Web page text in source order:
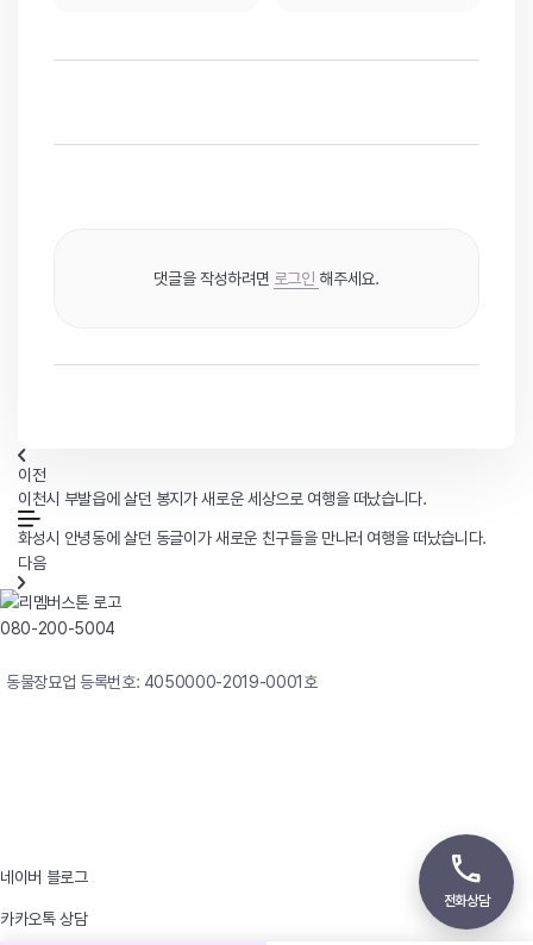
댓글을 작성하려면 로그인 해주세요.
이전
이천시 부발읍에 살던 봉지가 새로운 세상으로 여행을 떠났습니다.
화성시 안녕동에 살던 동글이가 새로운 친구들을 만나러 여행을 떠났습니다.
다음
080-200-5004
동물장묘업 등록번호: 4050000-2019-0001호
네이버 블로그
카카오톡 상담
전화상담